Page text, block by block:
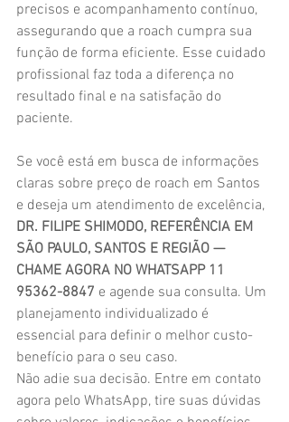
precisos e acompanhamento contínuo,
assegurando que a roach cumpra sua
função de forma eficiente. Esse cuidado
profissional faz toda a diferença no
resultado final e na satisfação do
paciente.
Se você está em busca de informações
claras sobre preço de roach em Santos
e deseja um atendimento de excelência,
DR. FILIPE SHIMODO, REFERÊNCIA EM
SÃO PAULO, SANTOS E REGIÃO —
CHAME AGORA NO WHATSAPP 11
95362-8847 e agende sua consulta. Um
planejamento individualizado é
essencial para definir o melhor custo-
benefício para o seu caso.
Não adie sua decisão. Entre em contato
agora pelo WhatsApp, tire suas dúvidas